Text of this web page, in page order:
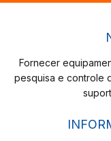
Fornecer
pesquisa e controle